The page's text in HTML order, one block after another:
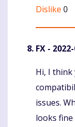
Dislike 0
FX -
Hi, I
issues.
looks